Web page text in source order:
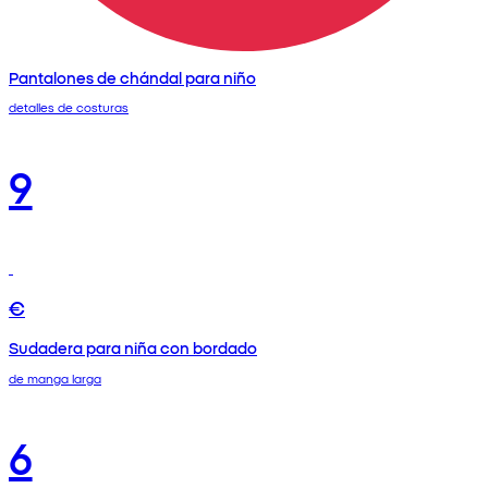
Pantalones de chándal para niño
detalles de costuras
9
€
Sudadera para niña con bordado
de manga larga
6